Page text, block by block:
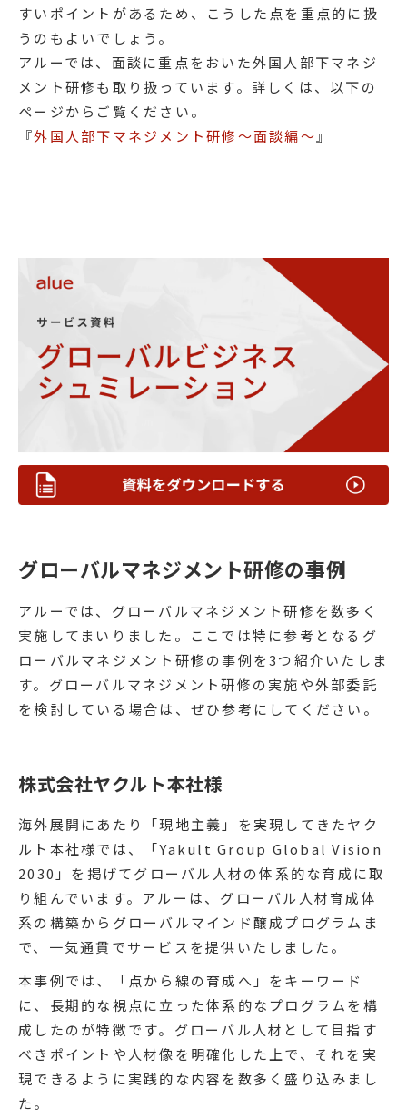
すいポイントがあるため、こうした点を重点的に扱
うのもよいでしょう。
アルーでは、面談に重点をおいた外国人部下マネジ
メント研修も取り扱っています。詳しくは、以下の
ページからご覧ください。
『外国人部下マネジメント研修～面談編～ 』
グローバルマネジメント研修の事例
アルーでは、グローバルマネジメント研修を数多く
実施してまいりました。ここでは特に参考となるグ
ローバルマネジメント研修の事例を3つ紹介いたしま
す。グローバルマネジメント研修の実施や外部委託
を検討している場合は、ぜひ参考にしてください。
株式会社ヤクルト本社様
海外展開にあたり「現地主義」を実現してきたヤク
ルト本社様では、「Yakult Group Global Vision
2030」を掲げてグローバル人材の体系的な育成に取
り組んでいます。アルーは、グローバル人材育成体
系の構築からグローバルマインド醸成プログラムま
で、一気通貫でサービスを提供いたしました。
本事例では、「点から線の育成へ」をキーワード
に、長期的な視点に立った体系的なプログラムを構
成したのが特徴です。グローバル人材として目指す
べきポイントや人材像を明確化した上で、それを実
現できるように実践的な内容を数多く盛り込みまし
た。